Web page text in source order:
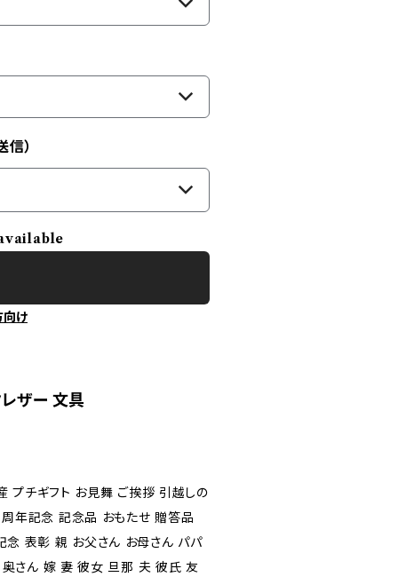
）
向け
レザー 文具
プチギフト お見舞 ご挨拶 引越しの
年記念 記念品 おもたせ 贈答品
念 表彰 親 お父さん お母さん パパ
奥さん 嫁 妻 彼女 旦那 夫 彼氏 友